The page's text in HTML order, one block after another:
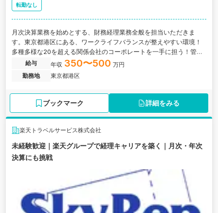
転勤なし
月次決算業務を始めとする、財務経理業務全般を担当いただきま
す。東京都港区にある、ワークライフバランスが整えやすい環境！
多種多様な20を超える関係会社のコーポレートを一手に担う！管理
部門業務のシェアードサービスを展開する企業の求人です。
給与 年収 350〜500 万円
勤務地
東京都港区
ブックマーク 詳細をみる
楽天トラベルサービス株式会社
未経験歓迎｜楽天グループで経理キャリアを築く｜月次・年次
決算にも挑戦